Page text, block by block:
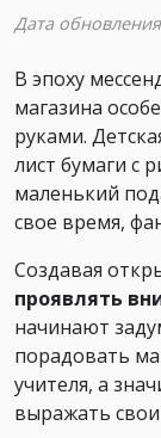
Дата
В эпоху
магазина
руками.
лист бумаги с
маленький
свое время,
Создавая
проявлять
начинают
порадовать
учителя, а
выражать